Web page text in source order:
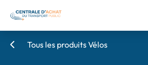
Tous les produits Vélos